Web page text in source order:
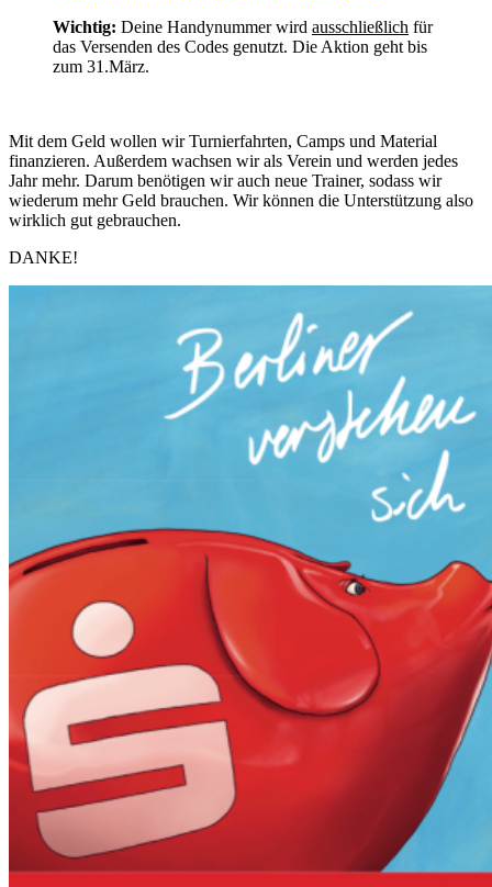
Wichtig: Deine Handynummer wird ausschließlich für
das Versenden des Codes genutzt. Die Aktion geht bis
zum 31.März.
Mit dem Geld wollen wir Turnierfahrten, Camps und Material
finanzieren. Außerdem wachsen wir als Verein und werden jedes
Jahr mehr. Darum benötigen wir auch neue Trainer, sodass wir
wiederum mehr Geld brauchen. Wir können die Unterstützung also
wirklich gut gebrauchen.
DANKE!